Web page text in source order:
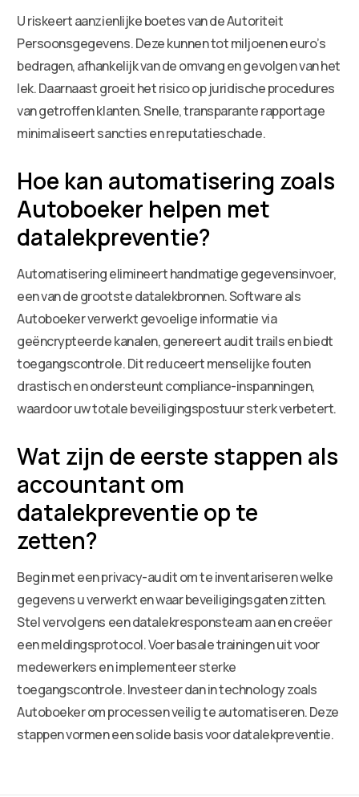
U riskeert aanzienlijke boetes van de Autoriteit
Persoonsgegevens. Deze kunnen tot miljoenen euro’s
bedragen, afhankelijk van de omvang en gevolgen van het
lek. Daarnaast groeit het risico op juridische procedures
van getroffen klanten. Snelle, transparante rapportage
minimaliseert sancties en reputatieschade.
Hoe kan automatisering zoals
Autoboeker helpen met
datalekpreventie?
Automatisering elimineert handmatige gegevensinvoer,
een van de grootste datalekbronnen. Software als
Autoboeker verwerkt gevoelige informatie via
geëncrypteerde kanalen, genereert audit trails en biedt
toegangscontrole. Dit reduceert menselijke fouten
drastisch en ondersteunt compliance-inspanningen,
waardoor uw totale beveiligingspostuur sterk verbetert.
Wat zijn de eerste stappen als
accountant om
datalekpreventie op te
zetten?
Begin met een privacy-audit om te inventariseren welke
gegevens u verwerkt en waar beveiligingsgaten zitten.
Stel vervolgens een datalekresponsteam aan en creëer
een meldingsprotocol. Voer basale trainingen uit voor
medewerkers en implementeer sterke
toegangscontrole. Investeer dan in technology zoals
Autoboeker om processen veilig te automatiseren. Deze
stappen vormen een solide basis voor datalekpreventie.